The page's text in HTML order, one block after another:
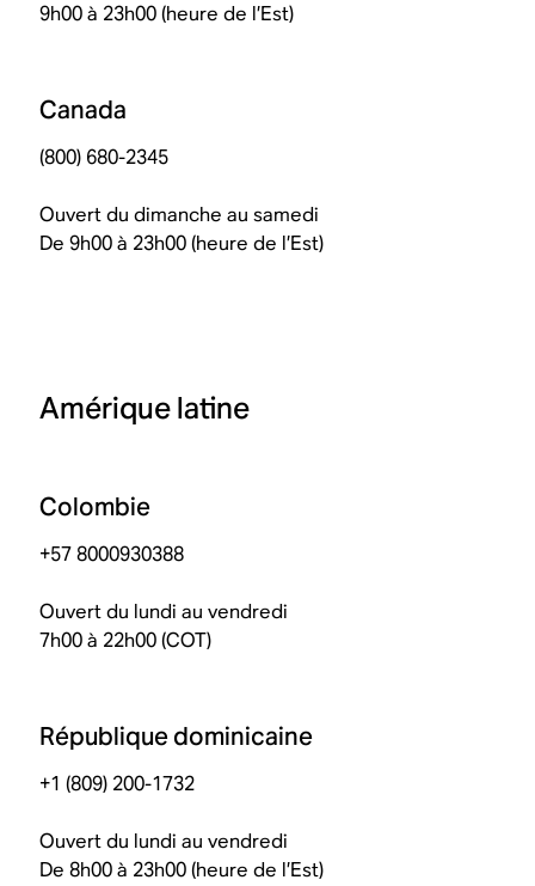
9h00 à 23h00 (heure de l’Est)
Canada
(800) 680-2345
Ouvert du dimanche au samedi
De 9h00 à 23h00 (heure de l’Est)
Amérique latine
Colombie
+57 8000930388
Ouvert du lundi au vendredi
7h00 à 22h00 (COT)
République dominicaine
+1 (809) 200-1732
Ouvert du lundi au vendredi
De 8h00 à 23h00 (heure de l’Est)